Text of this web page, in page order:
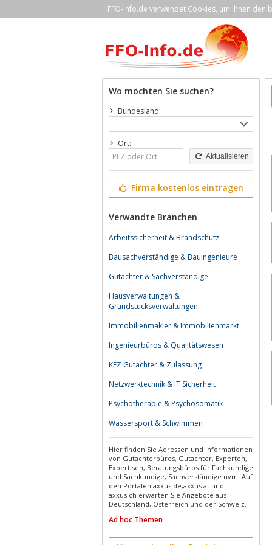
FFO-Info.de verwendet Cookies, um Ihnen den
Wo möchten Sie suchen?
Bundesland:
Ort:
Aktualisieren
Firma kostenlos eintragen
Verwandte Branchen
Arbeitssicherheit & Brandschutz
Bausachverständige & Bauingenieure
Gutachter & Sachverständige
Hausverwaltungen &
Grundstücksverwaltungen
Immobilienmakler & Immobilienmarkt
Ingenieurbüros & Qualitätswesen
KFZ Gutachter & Zulassung
Netzwerktechnik & IT Sicherheit
Psychotherapie & Psychosomatik
Wassersport & Schwimmen
Hier finden Sie Adressen und Informationen
von Gutachterbüros, Gutachter, Experten,
Expertisen, Beratungsbüros für Fachkundige
und Sachkundige, Sachverständige uvm. Auf
den Portalen axxus.de,axxus.at und
axxus.ch erwarten Sie Angebote aus
Deutschland, Österreich und der Schweiz.
Ad hoc Themen